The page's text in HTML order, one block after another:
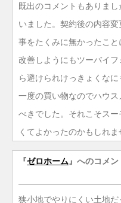
既出のコメントもありま
いました。契約後の内容
事をたくみに無かったこと
改善しようにもツーバイ
ら避けられけっきょくな
一度の買い物なのでハウ
べきでした。それこそス
くてよかったのかもしれま
『ゼロホーム 』へのコメン
狭小地でやりにくい土地